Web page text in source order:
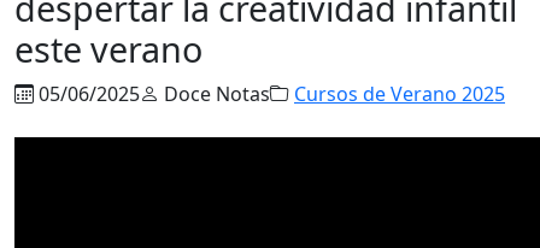
este verano
05/06/2025 Doce Notas Cursos de Verano 2025